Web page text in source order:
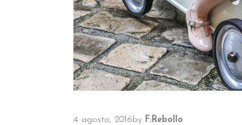
4 agosto, 2016by F.Rebollo